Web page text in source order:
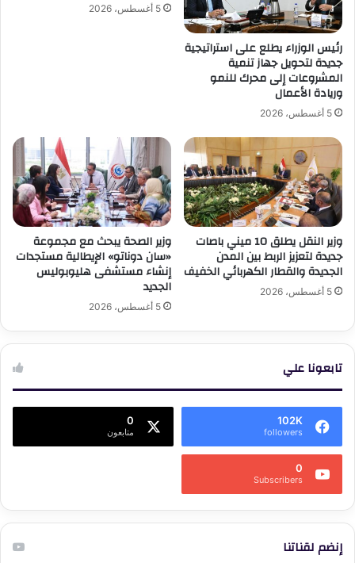
رئيس الوزراء يطلع على استراتيجية
جديدة لتحويل جهاز تنمية
المشروعات إلى محرك للنمو
وريادة الأعمال
5 أغسطس، 2026
5 أغسطس، 2026
وزير النقل يطلق 10 ميني باصات
جديدة لتعزيز الربط بين المدن
الجديدة والقطار الكهربائي الخفيف
5 أغسطس، 2026
وزير الصحة يبحث مع مجموعة
«سان دوناتو» الإيطالية مستجدات
إنشاء مستشفى هليوبوليس
الجديد
5 أغسطس، 2026
تابعونا علي
102K
followers
0
متابعون
0
Subscribers
إنضم لقناتنا